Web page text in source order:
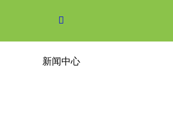

新闻中心